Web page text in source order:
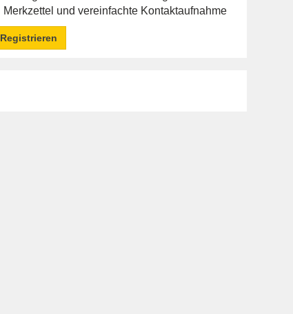
Merkzettel und vereinfachte Kontaktaufnahme
Registrieren